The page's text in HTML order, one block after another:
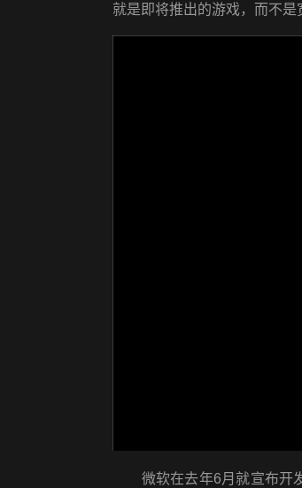
就是即将推出的游戏，而不是
微软在去年6月就宣布开发